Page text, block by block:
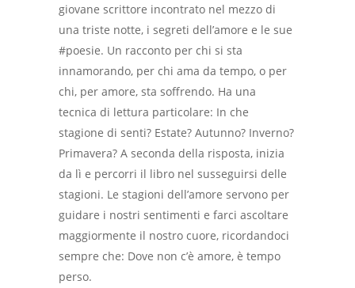
giovane scrittore incontrato nel mezzo di
una triste notte, i segreti dell’amore e le sue
#poesie. Un racconto per chi si sta
innamorando, per chi ama da tempo, o per
chi, per amore, sta soffrendo. Ha una
tecnica di lettura particolare: In che
stagione di senti? Estate? Autunno? Inverno?
Primavera? A seconda della risposta, inizia
da lì e percorri il libro nel susseguirsi delle
stagioni. Le stagioni dell’amore servono per
guidare i nostri sentimenti e farci ascoltare
maggiormente il nostro cuore, ricordandoci
sempre che: Dove non c’è amore, è tempo
perso.